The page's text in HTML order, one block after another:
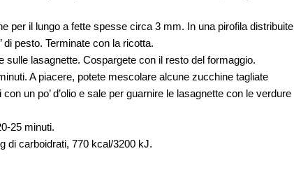
per il lungo a fette spesse circa 3 mm. In una pirofila distribuite
pesto. Terminate con la ricotta.
sulle lasagnette. Cospargete con il resto del formaggio.
A piacere, potete mescolare alcune zucchine tagliate
un po’ d’olio e sale per guarnire le lasagnette con le verdure
25 minuti.
di carboidrati, 770 kcal/3200 kJ.